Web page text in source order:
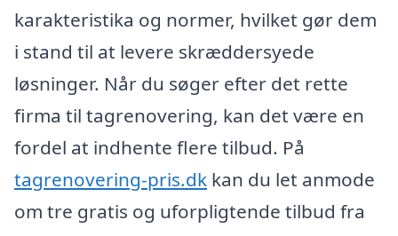
karakteristika og normer, hvilket gør dem
i stand til at levere skræddersyede
løsninger. Når du søger efter det rette
firma til tagrenovering, kan det være en
fordel at indhente flere tilbud. På
tagrenovering-pris.dk kan du let anmode
om tre gratis og uforpligtende tilbud fra